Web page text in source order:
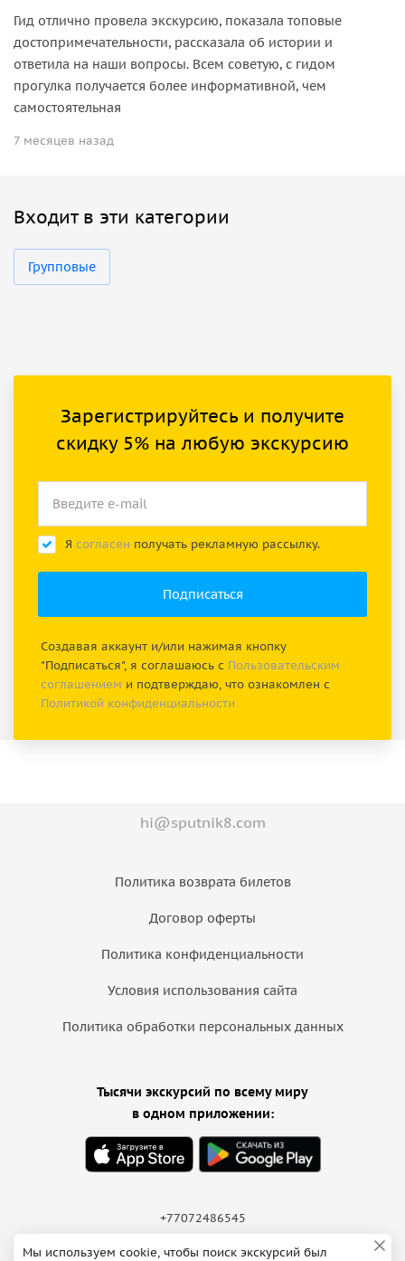
Гид отлично провела экскурсию, показала топовые
достопримечательности, рассказала об истории и
ответила на наши вопросы. Всем советую, с гидом
прогулка получается более информативной, чем
самостоятельная
7 месяцев назад
Входит в эти категории
Групповые
Зарегистрируйтесь и получите
скидку 5% на любую экскурсию
Я согласен получать рекламную рассылку.
Создавая аккаунт и/или нажимая кнопку
"Подписаться", я соглашаюсь с Пользовательским
соглашением и подтверждаю, что ознакомлен с
Политикой конфиденциальности
hi@sputnik8.com
Политика возврата билетов
Договор оферты
Политика конфиденциальности
Условия использования сайта
Политика обработки персональных данных
Тысячи экскурсий по всему миру
в одном приложении:
+77072486545
Мы используем cookie, чтобы поиск экскурсий был